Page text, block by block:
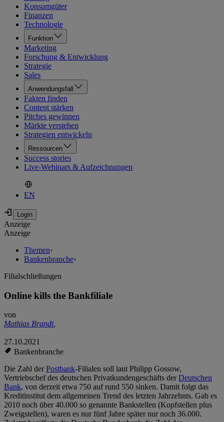
Konsumgüter
Finanzen
Technologie
Funktion
Marketing
Forschung & Entwicklung
Strategie
Sales
Anwendungsfall
Fakten finden
Content stärken
Pitches gewinnen
Märkte verstehen
Strategien entwickeln
Ressourcen
Success stories
Live-Webinars & Aufzeichnungen
EN
Anzeige
Anzeige
Themen›
Bankenbranche›
Filialschließungen
Online kills the Bankfiliale
von
Mathias Brandt,
27.10.2021
Bankenbranche
Die Zahl derPostbank-Filialen soll laut Philipp Gossow,
Vertriebschef des deutschen Privatkundengeschäfts derDeutschen
Bank, von derzeit etwa 750 auf rund 550 sinken. Damit folgt das
Kreditinstitut dem allgemeinen Trend des letzten Jahrzehnts. Gab es
2010 noch über 40.000 so genannte Bankstellen (Kopfstellen plus
Zweigstellen), waren es nur fünf Jahre später nur noch 36.000.